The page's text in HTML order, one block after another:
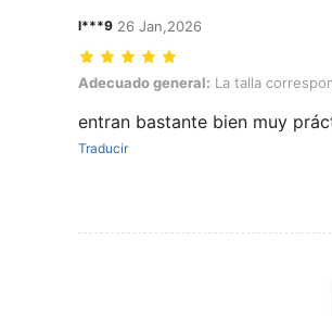
l***9 26 Jan,2026
Adecuado general: La talla corresponde,
Adecuado general: La talla
entran bastante bien muy
Traducir